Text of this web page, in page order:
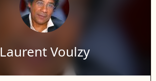
Laurent Voulzy